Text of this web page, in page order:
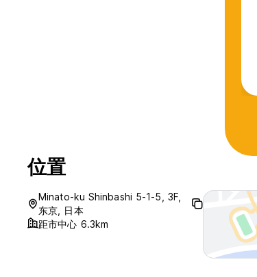
位置
Minato-ku Shinbashi 5-1-5, 3F,
东京, 日本
距市中心 6.3km